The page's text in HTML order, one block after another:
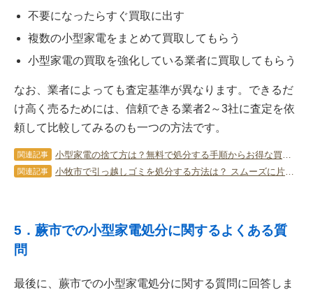
不要になったらすぐ買取に出す
複数の小型家電をまとめて買取してもらう
小型家電の買取を強化している業者に買取してもらう
なお、業者によっても査定基準が異なります。できるだ
け高く売るためには、信頼できる業者2～3社に査定を依
頼して比較してみるのも一つの方法です。
関連記事 小型家電の捨て方は？無料で処分する手順からお得な買取のコツまで解説
関連記事 小牧市で引っ越しゴミを処分する方法は？ スムーズに片付けるポイント
5．蕨市での小型家電処分に関するよくある質
問
最後に、蕨市での小型家電処分に関する質問に回答しま